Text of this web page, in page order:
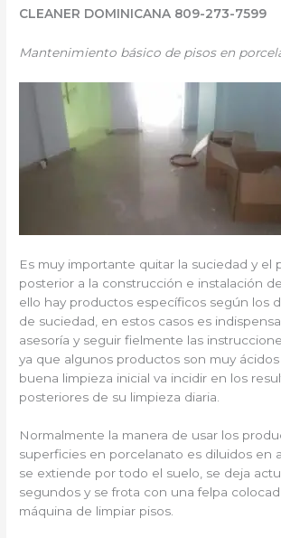
CLEANER DOMINICANA 809-273-7599
Mantenimiento básico de pisos en
Es muy importante quitar la suciedad y el
posterior a la construcción e instalación
ello hay productos específicos según los
de suciedad, en estos casos es
asesoría y seguir fielmente las
ya que algunos productos son muy ácidos
buena limpieza inicial va incidir en los
posteriores de su limpieza diaria.
Normalmente la manera de usar los
superficies en porcelanato es diluidos en
se extiende por todo el suelo, se deja
segundos y se frota con una felpa
máquina de limpiar pisos.